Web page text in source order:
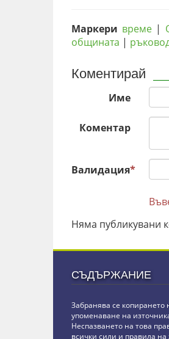
Маркери време|
общината |
Коментирай
Име
Коментар
Валидация*
Няма публикувани
СЪДЪРЖАНИЕ
Забранява се копирането
упоменаване на
Неспазването на това
всички сили и правила